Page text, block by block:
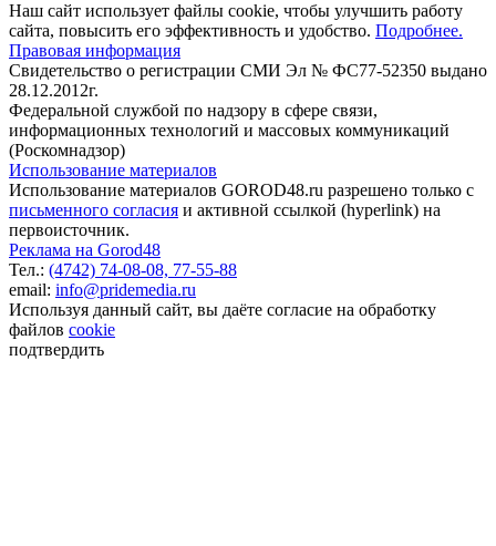
Наш сайт использует файлы cookie, чтобы улучшить работу
сайта, повысить его эффективность и удобство. Подробнее.
Правовая информация
Свидетельство о регистрации СМИ Эл № ФС77-52350 выдано
28.12.2012г.
Федеральной службой по надзору в сфере связи,
информационных технологий и массовых коммуникаций
(Роскомнадзор)
Использование материалов
Использование материалов GOROD48.ru разрешено только с
письменного согласия и активной ссылкой (hyperlink) на
первоисточник.
Реклама на Gorod48
Тел.: (4742) 74-08-08, 77-55-88
email: info@pridemedia.ru
Используя данный сайт, вы даёте согласие на обработку
файлов cookie
подтвердить